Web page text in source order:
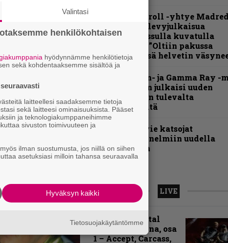
on
päin pläsiä.
Thrash ’n’ roll -yhtye Madred
ryydittää levyjulkaisua
keikkareissulla kuvatulla
videolla – ”Oltiin pakussa
kusihädässä helvetin
Helloween- ja Gamma Ray -
Kai Hansen julkaisi uuden
maistiaisen tulevalta
soololevyltä
Anthrax vie katsojat
keikkatunnelmiin uudella
videollaan
LIVE
Hellsinki Metal
Festival kuvina, osa
1 – Accept, Carcass,
Valintasi
henkilökohtaisen
hyödynnämme henkilötietoja
sekä kohdentaaksemme sisältöä ja
laitteellesi saadaksemme tietoja
sekä laitteesi ominaisuuksista. Pääset
ja teknologiakumppaneihimme
sivuston toimivuuteen ja
ilman suostumusta, jos niillä on siihen
asetuksiasi milloin tahansa seuraavalla
Hyväksyn kaikki
Tietosuojakäytäntömme